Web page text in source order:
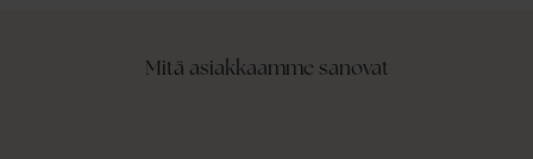
Mitä asiakkaamme sanovat